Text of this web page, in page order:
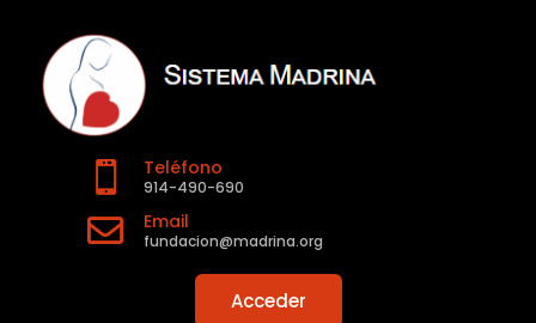
 Teléfono
914-490-690
 Email
fundacion@madrina.org
Acceder